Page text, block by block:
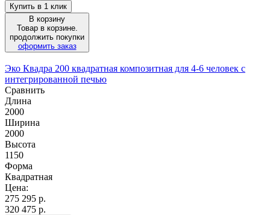
Купить в 1 клик
В корзину
Товар в корзине.
продолжить покупки
оформить заказ
Эко Квадра 200 квадратная композитная для 4-6 человек с
интегрированной печью
Сравнить
Длина
2000
Ширина
2000
Высота
1150
Форма
Квадратная
Цена:
275 295 р.
320 475 р.